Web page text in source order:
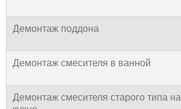
Демонтаж поддона
Демонтаж смесителя в ванной
Демонтаж смесителя старого типа на